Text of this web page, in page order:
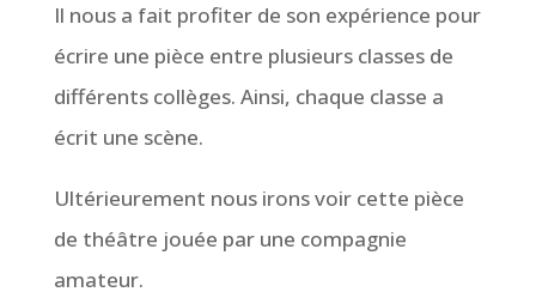
Il nous a fait profiter de son expérience pour
écrire une pièce entre plusieurs classes de
différents collèges. Ainsi, chaque classe a
écrit une scène.
Ultérieurement nous irons voir cette pièce
de théâtre jouée par une compagnie
amateur.